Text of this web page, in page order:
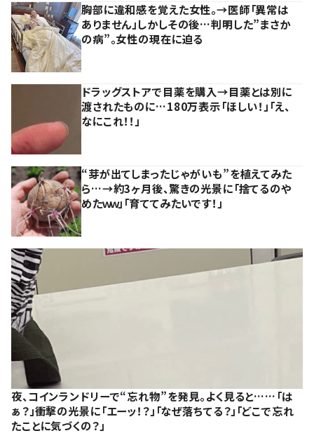
胸部に違和感を覚えた女性。→医師「異常は
ありません」しかしその後…判明した”まさか
の病”。女性の現在に迫る
ドラッグストアで目薬を購入→目薬とは別に
渡されたものに…180万表示「ほしい！」「え、
なにこれ！！」
“芽が出てしまったじゃがいも”を植えてみた
ら…→約3ヶ月後、驚きの光景に「捨てるのや
めたｗｗ」「育ててみたいです！」
夜、コインランドリーで“忘れ物”を発見。よく見ると……「は
ぁ？」衝撃の光景に「エーッ！？」「なぜ落ちてる？」「どこで忘れ
たことに気づくの？」